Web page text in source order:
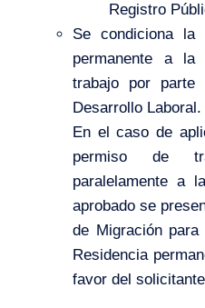
Registro
Se condiciona la
permanente a la
trabajo por parte
Desarrollo Laboral.
En el caso de
permiso de
paralelamente a
aprobado se
de Migración
Residencia
favor del